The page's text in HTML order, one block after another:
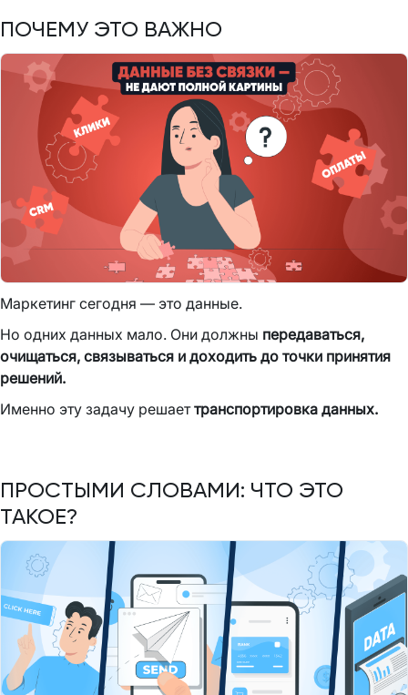
ПОЧЕМУ ЭТО ВАЖНО
Маркетинг сегодня — это данные.
Но одних данных мало. Они должны передаваться,
очищаться, связываться и доходить до точки принятия
решений.
Именно эту задачу решаеттранспортировка данных.
ПРОСТЫМИ СЛОВАМИ: ЧТО ЭТО
ТАКОЕ?